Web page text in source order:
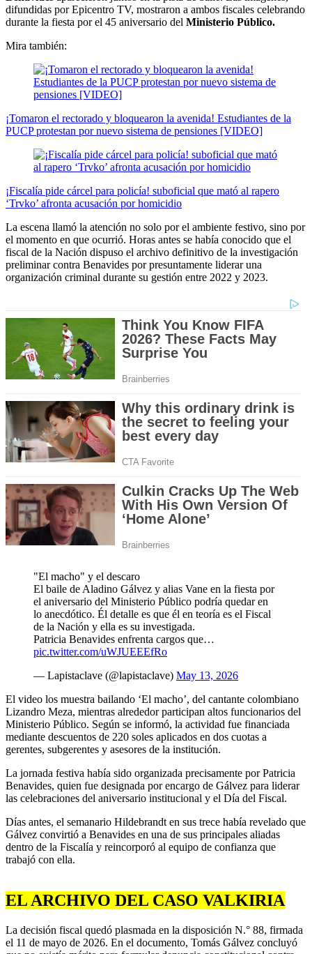
difundidas por Epicentro TV, mostraron a ambos fiscales celebrando
durante la fiesta por el 45 aniversario del Ministerio Público.
Mira también:
¡Tomaron el rectorado y bloquearon la avenida! Estudiantes de la
PUCP protestan por nuevo sistema de pensiones [VIDEO]
¡Fiscalía pide cárcel para policía! suboficial que mató al rapero
‘Trvko’ afronta acusación por homicidio
La escena llamó la atención no solo por el ambiente festivo, sino por
el momento en que ocurrió. Horas antes se había conocido que el
fiscal de la Nación dispuso el archivo definitivo de la investigación
preliminar contra Benavides por presuntamente liderar una
organización criminal durante su gestión entre 2022 y 2023.
"El macho" y el descaro
El baile de Aladino Gálvez y alias Vane en la fiesta por
el aniversario del Ministerio Público podría quedar en
lo anecdótico. Él detalle es que él en teoría es el Fiscal
de la Nación y ella es su investigada.
Patricia Benavides enfrenta cargos que…
pic.twitter.com/uWJUEEEfRo
— Lapistaclave (@lapistaclave) May 13, 2026
El video los muestra bailando ‘El macho’, del cantante colombiano
Lizandro Meza, mientras alrededor participan altos funcionarios del
Ministerio Público. Según se informó, la actividad fue financiada
mediante descuentos de 220 soles aplicados en dos cuotas a
gerentes, subgerentes y asesores de la institución.
La jornada festiva había sido organizada precisamente por Patricia
Benavides, quien fue designada por encargo de Gálvez para liderar
las celebraciones del aniversario institucional y el Día del Fiscal.
Días antes, el semanario Hildebrandt en sus trece había revelado que
Gálvez convirtió a Benavides en una de sus principales aliadas
dentro de la Fiscalía y reincorporó al equipo de confianza que
trabajó con ella.
EL ARCHIVO DEL CASO VALKIRIA
La decisión fiscal quedó plasmada en la disposición N.° 88, firmada
el 11 de mayo de 2026. En el documento, Tomás Gálvez concluyó